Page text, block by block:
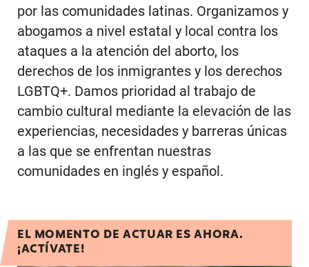
por las comunidades latinas. Organizamos y
abogamos a nivel estatal y local contra los
ataques a la atención del aborto, los
derechos de los inmigrantes y los derechos
LGBTQ+. Damos prioridad al trabajo de
cambio cultural mediante la elevación de las
experiencias, necesidades y barreras únicas
a las que se enfrentan nuestras
comunidades en inglés y español.
EL MOMENTO DE ACTUAR ES AHORA.
¡ACTÍVATE!